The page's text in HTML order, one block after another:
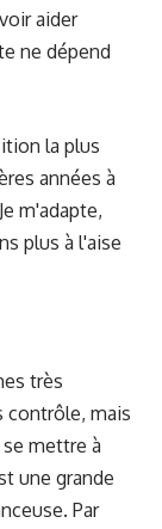
aider
ne dépend
la plus
années à
m'adapte,
plus à l'aise
très
contrôle, mais
mettre à
une grande
Par